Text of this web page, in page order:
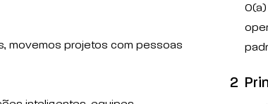
movemos projetos com pessoas
2